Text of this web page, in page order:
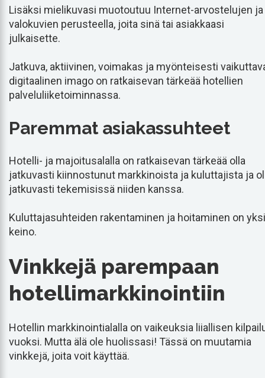
Lisäksi mielikuvasi muotoutuu Internet-arvostelujen ja
valokuvien perusteella, joita sinä tai asiakkaasi
julkaisette.
Jatkuva, aktiivinen, voimakas ja myönteisesti
digitaalinen imago on ratkaisevan tärkeää hotellien
palveluliiketoiminnassa.
Paremmat asiakassuhteet
Hotelli- ja majoitusalalla on ratkaisevan tärkeää olla
jatkuvasti kiinnostunut markkinoista ja kuluttajista ja
jatkuvasti tekemisissä niiden kanssa.
Kuluttajasuhteiden rakentaminen ja hoitaminen on yksi
keino.
Vinkkejä parempaan
hotellimarkkinointiin
Hotellin markkinointialalla on vaikeuksia liiallisen
vuoksi. Mutta älä ole huolissasi! Tässä on muutamia
vinkkejä, joita voit käyttää.